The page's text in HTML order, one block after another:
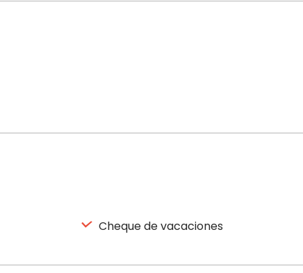
Cheque de vacaciones